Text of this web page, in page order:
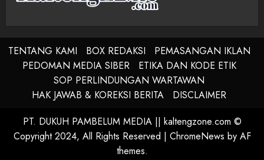
TENTANG KAMI BOX REDAKSI
PEMASANGAN IKLAN
PEDOMAN MEDIA SIBER
ETIKA DAN KODE ETIK
SOP PERLINDUNGAN WARTAWAN
HAK JAWAB & KOREKSI BERITA
DISCLAIMER
PT. DUKUH PAMBELUM MEDIA || kaltengzone.com ©
Copyright 2024, All Rights Reserved | ChromeNews by AF
themes.